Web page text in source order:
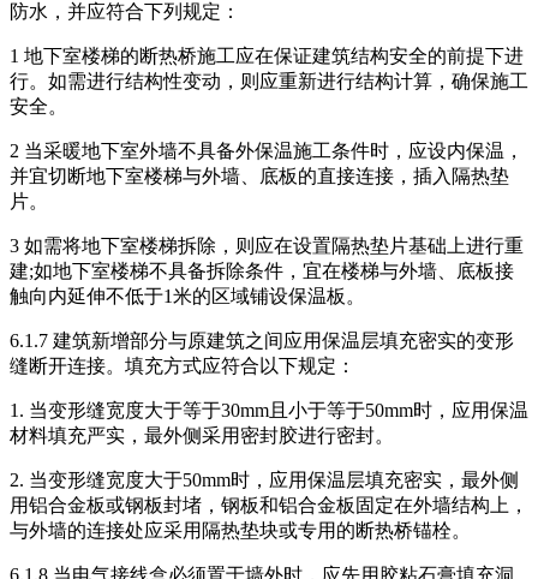
防水，并应符合下列规定：
1 地下室楼梯的断热桥施工应在保证建筑结构安全的前提下进
行。如需进行结构性变动，则应重新进行结构计算，确保施工
安全。
2 当采暖地下室外墙不具备外保温施工条件时，应设内保温，
并宜切断地下室楼梯与外墙、底板的直接连接，插入隔热垫
片。
3 如需将地下室楼梯拆除，则应在设置隔热垫片基础上进行重
建;如地下室楼梯不具备拆除条件，宜在楼梯与外墙、底板接
触向内延伸不低于1米的区域铺设保温板。
6.1.7 建筑新增部分与原建筑之间应用保温层填充密实的变形
缝断开连接。填充方式应符合以下规定：
1. 当变形缝宽度大于等于30mm且小于等于50mm时，应用保温
材料填充严实，最外侧采用密封胶进行密封。
2. 当变形缝宽度大于50mm时，应用保温层填充密实，最外侧
用铝合金板或钢板封堵，钢板和铝合金板固定在外墙结构上，
与外墙的连接处应采用隔热垫块或专用的断热桥锚栓。